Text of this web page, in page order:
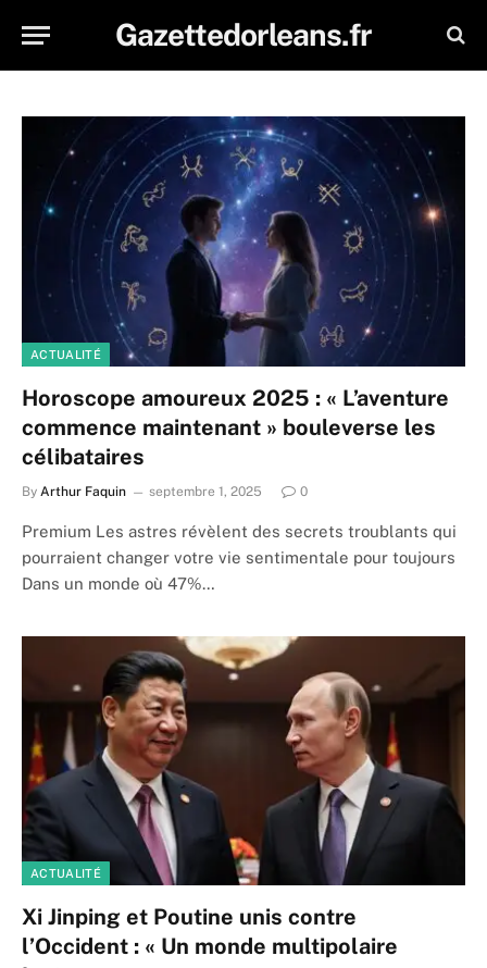
Gazettedorleans.fr
ACTUALITÉ
Horoscope amoureux 2025 : « L’aventure
commence maintenant » bouleverse les
célibataires
By Arthur Faquin septembre 1, 2025 0
Premium Les astres révèlent des secrets troublants qui
pourraient changer votre vie sentimentale pour toujours
Dans un monde où 47%…
ACTUALITÉ
Xi Jinping et Poutine unis contre
l’Occident : « Un monde multipolaire